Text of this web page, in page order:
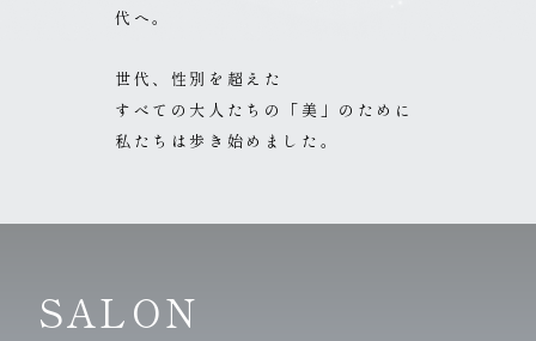
代へ。
世代、性別を超えた
すべての大人たちの「美」のために
私たちは歩き始めました。
SALON